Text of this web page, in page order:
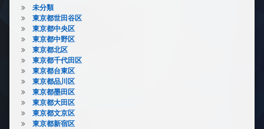
未分類
東京都世田谷区
東京都中央区
東京都中野区
東京都北区
東京都千代田区
東京都台東区
東京都品川区
東京都墨田区
東京都大田区
東京都文京区
東京都新宿区